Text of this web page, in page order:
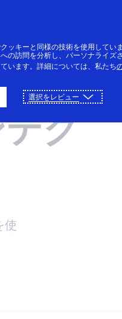
舗、
での
損失
、最
機密性
ータを
ソリ
融機
いま
ラク
各企業
ズを満
タマイ
やフ
をご
を実装
覧いた
お客
タル
でき
APIに
その他
、決
理に
企業
開な
いま
事業経
満足さ
す。
グ
使
ッキーと同様の技術を使用してい
の訪問を分析し、パーソナライズ
います。詳細については、私たち
選択をレビュー